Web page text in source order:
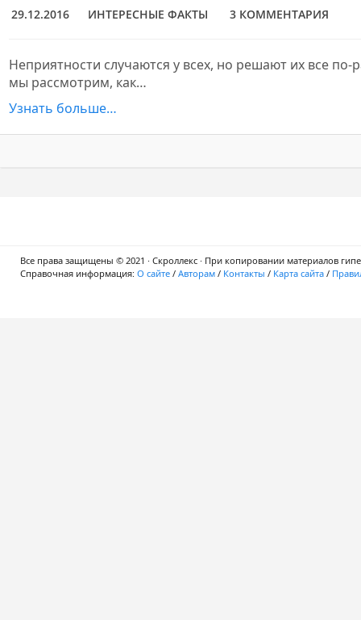
29.12.2016 ИНТЕРЕСНЫЕ ФАКТЫ 3 КОММЕНТАРИЯ
Неприятности случаются у всех, но решают их все по-
мы рассмотрим, как…
Узнать больше…
Все права защищены © 2021 · Скроллекс · При копировании материалов
Справочная информация: О сайте / Авторам / Контакты / Карта сайта /